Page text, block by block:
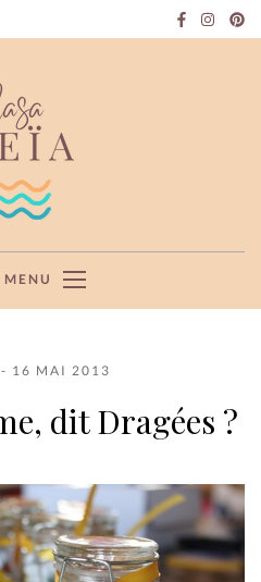
- 16 MAI 2013
dit Dragées ?